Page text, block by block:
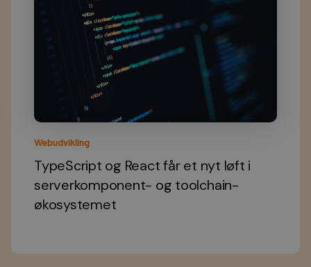
Webudvikling
TypeScript og React får et nyt løft i
serverkomponent- og toolchain-
økosystemet